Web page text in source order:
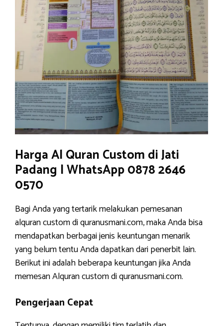
Harga Al Quran Custom di Jati
Padang | WhatsApp 0878 2646
0570
Bagi Anda yang tertarik melakukan pemesanan
alquran custom di quranusmani.com, maka Anda bisa
mendapatkan berbagai jenis keuntungan menarik
yang belum tentu Anda dapatkan dari penerbit lain.
Berikut ini adalah beberapa keuntungan jika Anda
memesan Alquran custom di quranusmani.com.
Pengerjaan Cepat